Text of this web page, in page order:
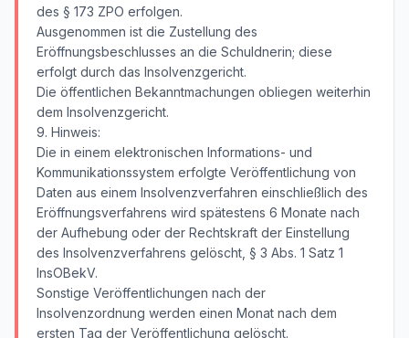
des § 173 ZPO erfolgen.
Ausgenommen ist die Zustellung des
Eröffnungsbeschlusses an die Schuldnerin; diese
erfolgt durch das Insolvenzgericht.
Die öffentlichen Bekanntmachungen obliegen weiterhin
dem Insolvenzgericht.
9. Hinweis:
Die in einem elektronischen Informations- und
Kommunikationssystem erfolgte Veröffentlichung von
Daten aus einem Insolvenzverfahren einschließlich des
Eröffnungsverfahrens wird spätestens 6 Monate nach
der Aufhebung oder der Rechtskraft der Einstellung
des Insolvenzverfahrens gelöscht, § 3 Abs. 1 Satz 1
InsOBekV.
Sonstige Veröffentlichungen nach der
Insolvenzordnung werden einen Monat nach dem
ersten Tag der Veröffentlichung gelöscht.